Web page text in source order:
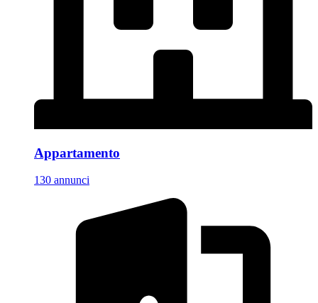
Appartamento
130 annunci